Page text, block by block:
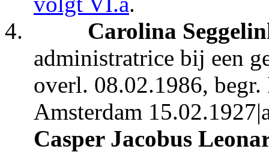
4.
Carolina
administratrice bij een
overl. 08.02.1986,
Amsterdam
Casper Jacobus